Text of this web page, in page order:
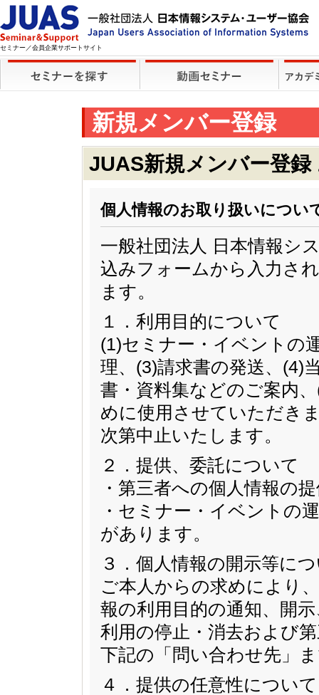
セミナー／会員企業サポートサイト
新規メンバー登録
JUAS新規メンバー登
個人情報のお取り扱いについ
一般社団法人 日本情報シ
込みフォームから入力さ
ます。
１．利用目的について
(1)セミナー・イベントの
理、(3)請求書の発送、(4)
書・資料集などのご案内
めに使用させていただき
次第中止いたします。
２．提供、委託について
・第三者への個人情報の
・セミナー・イベントの
があります。
３．個人情報の開示等に
ご本人からの求めにより
報の利用目的の通知、開
利用の停止・消去および
下記の「問い合わせ先」
４．提供の任意性について